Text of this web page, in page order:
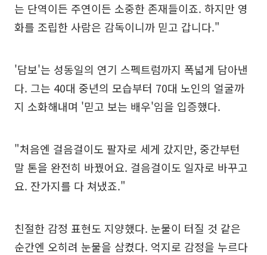
는 단역이든 주연이든 소중한 존재들이죠. 하지만 영
화를 조립한 사람은 감독이니까 믿고 갑니다."
'담보'는 성동일의 연기 스펙트럼까지 폭넓게 담아낸
다. 그는 40대 중년의 모습부터 70대 노인의 얼굴까
지 소화해내며 '믿고 보는 배우'임을 입증했다.
"처음엔 걸음걸이도 팔자로 세게 갔지만, 중간부턴
말 톤을 완전히 바꿨어요. 걸음걸이도 일자로 바꾸고
요. 잔가지를 다 쳐냈죠."
친절한 감정 표현도 지양했다. 눈물이 터질 것 같은
순간엔 오히려 눈물을 삼켰다. 억지로 감정을 누르다